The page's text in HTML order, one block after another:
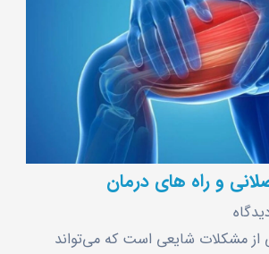
و راه های درمان
مشکلات شایعی است که می‌تواند